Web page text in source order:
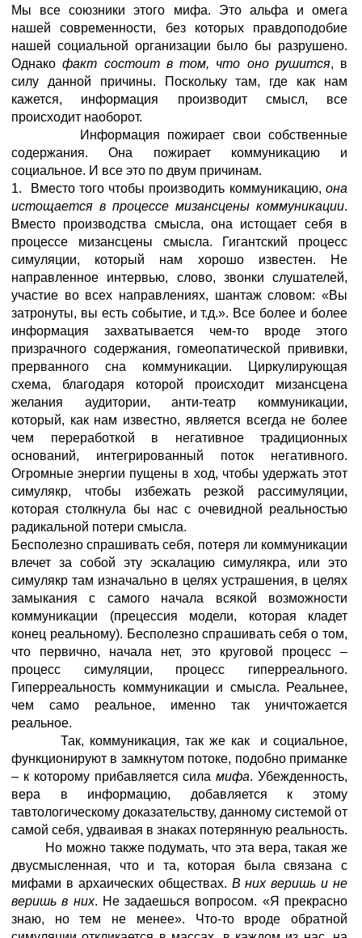
Мы все союзники этого мифа. Это альфа и омега
нашей современности, без которых правдоподобие
нашей социальной организации было бы разрушено.
Однакофакт состоит в том, что оно рушится, в
силу данной причины. Поскольку там, где как нам
кажется, информация производит смысл, все
происходит наоборот.
Информация пожирает свои собственные
содержания. Она пожирает коммуникацию и
социальное. И все это по двум причинам.
1. Вместо того чтобы производить коммуникацию, она
истощается в процессе мизансцены коммуникации.
Вместо производства смысла, она истощает себя в
процессе мизансцены смысла. Гигантский процесс
симуляции, который нам хорошо известен. Не
направленное интервью, слово, звонки слушателей,
участие во всех направлениях, шантаж словом: «Вы
затронуты, вы есть событие, и т.д.». Все более и более
информация захватывается чем-то вроде этого
призрачного содержания, гомеопатической прививки,
прерванного сна коммуникации. Циркулирующая
схема, благодаря которой происходит мизансцена
желания аудитории, анти-театр коммуникации,
который, как нам известно, является всегда не более
чем переработкой в негативное традиционных
оснований, интегрированный поток негативного.
Огромные энергии пущены в ход, чтобы удержать этот
симулякр, чтобы избежать резкой рассимуляции,
которая столкнула бы нас с очевидной реальностью
радикальной потери смысла.
Бесполезно спрашивать себя, потеря ли коммуникации
влечет за собой эту эскалацию симулякра, или это
симулякр там изначально в целях устрашения, в целях
замыкания с самого начала всякой возможности
коммуникации (прецессия модели, которая кладет
конец реальному). Бесполезно спрашивать себя о том,
что первично, начала нет, это круговой процесс –
процесс симуляции, процесс гиперреального.
Гиперреальность коммуникации и смысла. Реальнее,
чем само реальное, именно так уничтожается
реальное.
Так, коммуникация, так же как и социальное,
функционируют в замкнутом потоке, подобно приманке
– к которому прибавляется силамифа. Убежденность,
вера в информацию, добавляется к этому
тавтологическому доказательству, данному системой от
самой себя, удваивая в знаках потерянную реальность.
Но можно также подумать, что эта вера, такая же
двусмысленная, что и та, которая была связана с
мифами в архаических обществах. В них веришь и не
веришь в них. Не задаешься вопросом. «Я прекрасно
знаю, но тем не менее». Что-то вроде обратной